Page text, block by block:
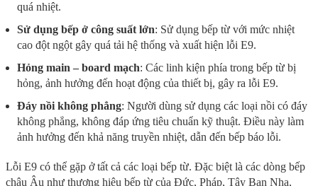
quá nhiệt.
Sử dụng bếp ở công suất lớn: Sử dụng bếp từ với mức nhiệt
cao đột ngột gây quá tải hệ thống và xuất hiện lỗi E9.
Hỏng main – board mạch: Các linh kiện phía trong bếp từ bị
hỏng, ảnh hưởng đến hoạt động của thiết bị, gây ra lỗi E9.
Đáy nồi không phẳng: Người dùng sử dụng các loại nồi có đáy
không phẳng, không đáp ứng tiêu chuẩn kỹ thuật. Điều này làm
ảnh hưởng đến khả năng truyền nhiệt, dẫn đến bếp báo lỗi.
Lỗi E9 có thể gặp ở tất cả các loại bếp từ. Đặc biệt là các dòng bếp
châu Âu như thương hiệu bếp từ của Đức, Pháp, Tây Ban Nha,